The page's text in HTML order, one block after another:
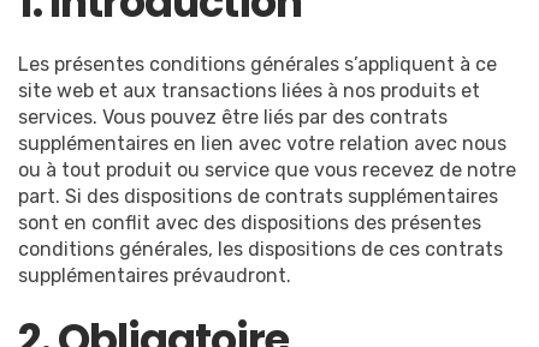
Les présentes conditions générales s’appliquent à ce
site web et aux transactions liées à nos produits et
services. Vous pouvez être liés par des contrats
supplémentaires en lien avec votre relation avec nous
ou à tout produit ou service que vous recevez de notre
part. Si des dispositions de contrats supplémentaires
sont en conflit avec des dispositions des présentes
conditions générales, les dispositions de ces contrats
supplémentaires prévaudront.